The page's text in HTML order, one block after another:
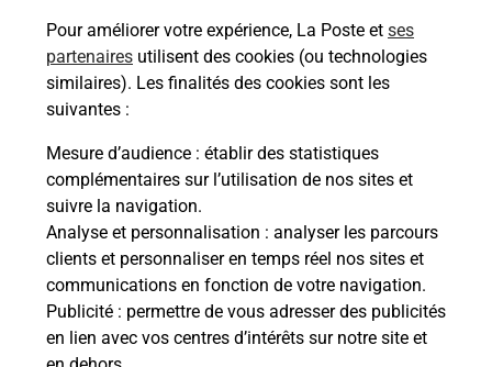
Pour améliorer votre expérience, La Poste et ses
partenaires utilisent des cookies (ou technologies
similaires). Les finalités des cookies sont les
suivantes :
Mesure d’audience : établir des statistiques
complémentaires sur l’utilisation de nos sites et
suivre la navigation.
Analyse et personnalisation : analyser les parcours
clients et personnaliser en temps réel nos sites et
communications en fonction de votre navigation.
Publicité : permettre de vous adresser des publicités
en lien avec vos centres d’intérêts sur notre site et
En savoir plus
En savoir plus
Souscrire à la téléassistance
Besoin d’un système de téléassistance à l’intérieur
et/ou à l’extérieur de votre domicile ? Découvrez
les offres téléalarme dans votre bureau de Poste à
SAINT PARRES LES VAUDES.
En savoir plus